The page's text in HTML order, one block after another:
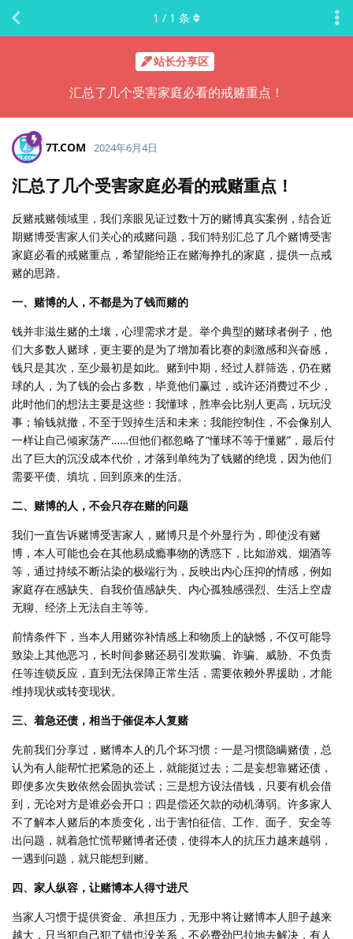
站长分享区
汇总了几个受害家庭必看的戒赌重点！
1 / 1 条
7T.​COM 2024年6月4日
汇总了几个受害家庭必看的戒赌重点！
反赌戒赌领域里，我们亲眼见证过数十万的赌博真实案例，结合近
期赌博受害家人们关心的戒赌问题，我们特别汇总了几个赌博受害
家庭必看的戒赌重点，希望能给正在赌海挣扎的家庭，提供一点戒
赌的思路。
一、赌博的人，不都是为了钱而赌的
钱并非滋生赌的土壤，心理需求才是。举个典型的赌球者例子，他
们大多数人赌球，更主要的是为了增加看比赛的刺激感和兴奋感，
钱只是其次，至少最初是如此。赌到中期，经过人群筛选，仍在赌
球的人，为了钱的会占多数，毕竟他们赢过，或许还消费过不少，
此时他们的想法主要是这些：我懂球，胜率会比别人更高，玩玩没
事；输钱就撤，不至于毁掉生活和未来；我能控制住，不会像别人
一样让自己倾家荡产……但他们都忽略了“懂球不等于懂赌”，最后付
出了巨大的沉没成本代价，才落到单纯为了钱赌的绝境，因为他们
需要平债、填坑，回到原来的生活。
二、赌博的人，不会只存在赌的问题
我们一直告诉赌博受害家人，赌博只是个外显行为，即使没有赌
博，本人可能也会在其他易成瘾事物的诱惑下，比如游戏、烟酒等
等，通过持续不断沾染的极端行为，反映出内心压抑的情感，例如
家庭存在感缺失、自我价值感缺失、内心孤独感强烈、生活上空虚
无聊、经济上无法自主等等。
前情条件下，当本人用赌弥补情感上和物质上的缺憾，不仅可能导
致染上其他恶习，长时间参赌还易引发欺骗、诈骗、威胁、不负责
任等连锁反应，直到无法保障正常生活，需要依赖外界援助，才能
维持现状或转变现状。
三、着急还债，相当于催促本人复赌
先前我们分享过，赌博本人的几个坏习惯：一是习惯隐瞒赌债，总
认为有人能帮忙把紧急的还上，就能挺过去；二是妄想靠赌还债，
即便多次失败依然会固执尝试；三是想方设法借钱，只要有机会借
到，无论对方是谁必会开口；四是偿还欠款的动机薄弱。许多家人
不了解本人赌后的本质变化，出于害怕征信、工作、面子、安全等
出问题，就着急忙慌帮赌博者还债，使得本人的抗压力越来越弱，
一遇到问题，就只能想到赌。
四、家人纵容，让赌博本人得寸进尺
当家人习惯于提供资金、承担压力，无形中将让赌博本人胆子越来
越大，只当犯自己犯了错也没关系，不必费劲巴拉地去解决，有人